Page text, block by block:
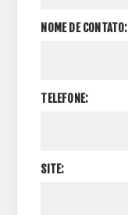
NOME DE CONTATO:
TELEFONE:
SITE: